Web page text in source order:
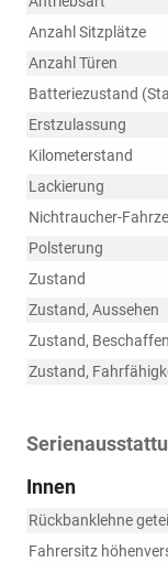
Anzahl Sitzplätze
Anzahl Türen
Batteriezustand
Erstzulassung
Kilometerstand
Lackierung
Nichtraucher-
Polsterung
Zustand
Zustand, Aussehen
Zustand,
Zustand,
Innen
Rückbanklehne
Fahrersitz